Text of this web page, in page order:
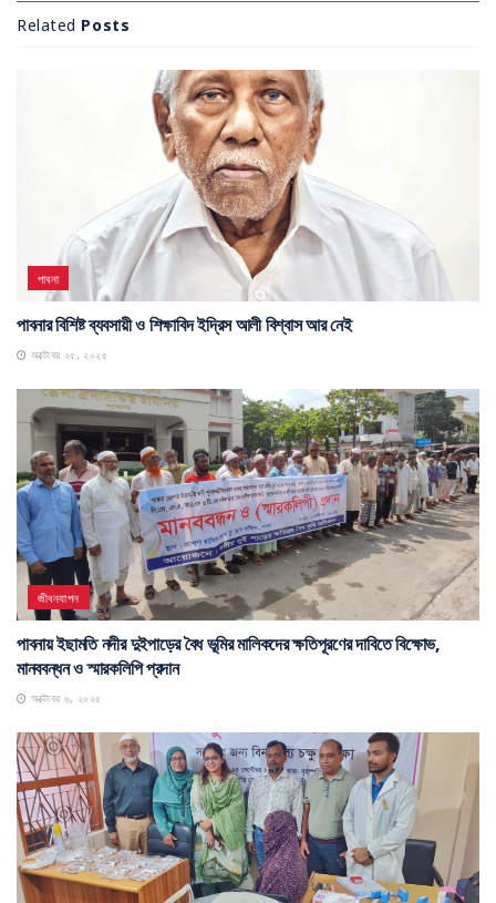
Related Posts
পাবনা
পাবনার বিশিষ্ট ব্যবসায়ী ও শিক্ষাবিদ ইদ্রিস আলী বিশ্বাস আর নেই
অক্টোবর ২৫, ২০২৫
জীবনযাপন
পাবনায় ইছামতি নদীর দুইপাড়ের বৈধ ভূমির মালিকদের ক্ষতিপূরণের দাবিতে বিক্ষোভ,
মানববন্ধন ও স্মারকলিপি প্রদান
অক্টোবর ৬, ২০২৫